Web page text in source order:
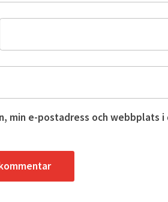
min e-postadress och webbplats